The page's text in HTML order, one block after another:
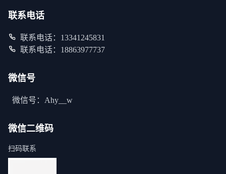
联系电话
联系电话：13341245831
联系电话：18863977737
微信号
微信号：Ahy__w
微信二维码
扫码联系